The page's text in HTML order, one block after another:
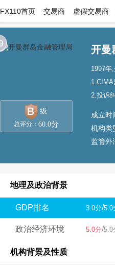
FX110首页 交易商 虚假交易商
级
总评分： 60.0分
开曼
1997年
2.投诉
成立时
机构类
监管外
地理及政治背景
GDP排名 3.0分/5.0
政治经济环境 5.0分/5.0
机构背景及性质